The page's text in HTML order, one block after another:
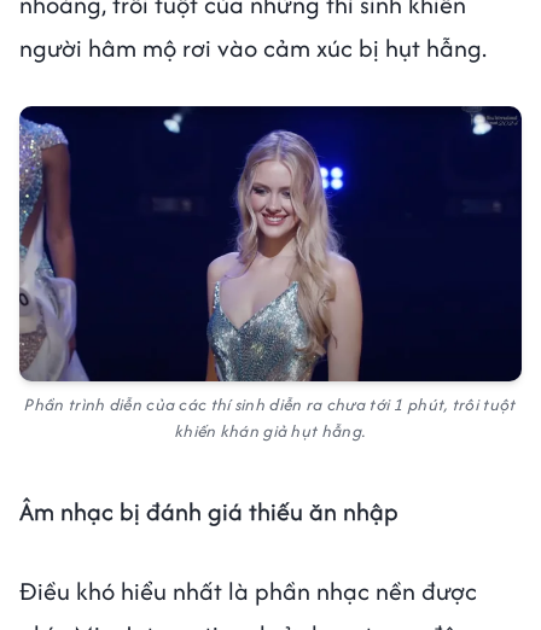
người hâm mộ rơi vào cảm xúc bị hụt hẫng.
Phần trình diễn của các thí sinh diễn ra chưa tới 1 phút, trôi tuột
khiến khán giả hụt hẫng.
Âm nhạc bị đánh giá thiếu ăn nhập
Điều khó hiểu nhất là phần nhạc nền được